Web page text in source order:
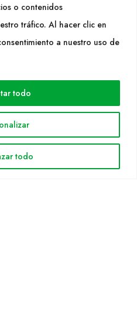
o contenidos
tráfico. Al hacer clic en
a nuestro uso de
todo
todo